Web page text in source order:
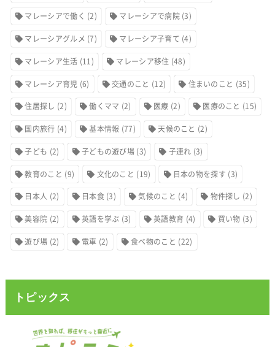
マレーシアで働く (2) マレーシアで病院(3)
マレーシアグルメ (7) マレーシア子育て (4)
マレーシア生活 (11) マレーシア移住 (48)
マレーシア育児 (6) 交通のこと (12) 住まいのこと (35)
住居探し (2) 働くママ (2) 医療 (2) 医療のこと (15)
国内旅行 (4) 基本情報 (77) 天候のこと (2)
子ども (2) 子どもの遊び場 (3) 子連れ (3)
教育のこと (9) 文化のこと (19) 日本の物を探す (3)
日本人 (2) 日本食(3) 気候のこと (4) 物件探し (2)
美容院 (2) 英語を学ぶ (3) 英語教育 (4) 買い物 (3)
遊び場 (2) 電車 (2) 食べ物のこと (22)
トピックス